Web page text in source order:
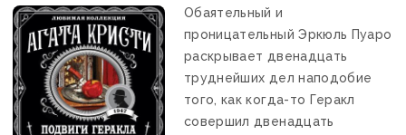
Обаятельный и
проницательный Эркюль Пуаро
раскрывает двенадцать
труднейших дел наподобие
того, как когда-то Геракл
совершил двенадцать